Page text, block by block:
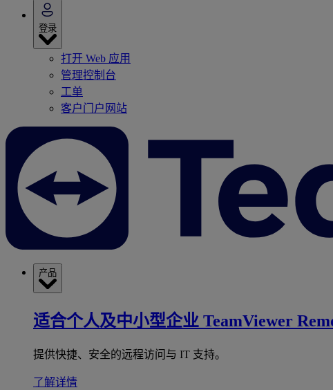
登录
打开 Web 应用
管理控制台
工单
客户门户网站
产品
适合个人及中小型企业 TeamViewer
提供快捷、安全的远程访问与 IT 支持。
了解详情